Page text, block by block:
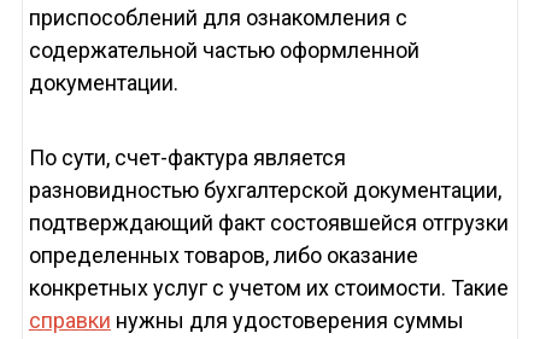
приспособлений для ознакомления с
содержательной частью оформленной
документации.
По сути, счет-фактура является
разновидностью бухгалтерской документации,
подтверждающий факт состоявшейся отгрузки
определенных товаров, либо оказание
конкретных услуг с учетом их стоимости. Такие
справки нужны для удостоверения суммы